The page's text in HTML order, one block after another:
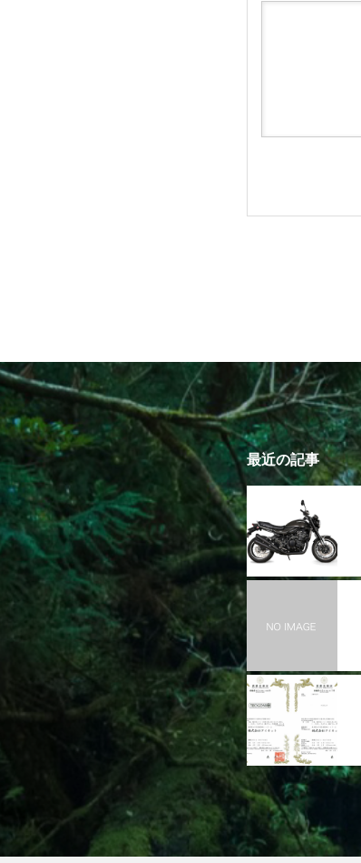
最近の記事